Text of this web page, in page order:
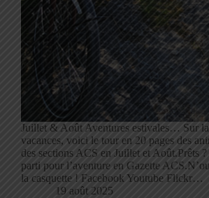
Juillet & Août Aventures estivales… Sur
vacances, voici le tour en 20 pages des
des sections ACS en Juillet et Août.Prêts ?
parti pour l’aventure en Gazette
la casquette ! Facebook Youtube Flickr…
19 août 2025